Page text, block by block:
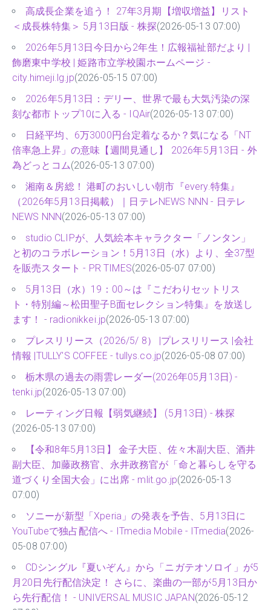
高成長企業を追う！ 27年3月期【増収増益】リスト
＜成長株特集＞ 5月13日版 - 株探(2026-05-13 07:00)
2026年5月13日今日から2年生！広報福祉部だより |
飾磨東中学校 | 姫路市立学校園ホームページ -
city.himeji.lg.jp(2026-05-15 07:00)
2026年5月13日：デリー、世界で最も大気汚染の深
刻な都市トップ10に入る - IQAir(2026-05-13 07:00)
日経平均、6万3000円台定着なるか？気になる「NT
倍率急上昇」の意味【週間見通し】 2026年5月13日 - 外
為どっとコム(2026-05-13 07:00)
湘南＆房総！ 港町のおいしい朝市『every.特集』
（2026年5月13日掲載）｜日テレNEWS NNN - 日テレ
NEWS NNN(2026-05-13 07:00)
studio CLIPが、人気絵本キャラクター「ノンタン」
と初のコラボレーション！5月13日（水）より、全37型
を販売スタート - PR TIMES(2026-05-07 07:00)
5月13日（水）19：00～は『こだわりセットリス
ト・特別編～松田聖子B面セレクション特集』を放送し
ます！ - radionikkei.jp(2026-05-13 07:00)
プレスリリース（2026/5/ 8） |プレスリリース |会社
情報 |TULLY'S COFFEE - tullys.co.jp(2026-05-08 07:00)
栃木県の過去の雨雲レーダー(2026年05月13日) -
tenki.jp(2026-05-13 07:00)
レーティング日報【弱気継続】 (5月13日) - 株探
(2026-05-13 07:00)
【令和8年5月13日】 金子大臣、佐々木副大臣、酒井
副大臣、加藤政務官、永井政務官が「命と暮らしを守る
道づくり全国大会」に出席 - mlit.go.jp(2026-05-13
07:00)
ソニーが新型「Xperia」の発表を予告、5月13日に
YouTubeで独占配信へ - ITmedia Mobile - ITmedia(2026-
05-08 07:00)
CDシングル『夏いぞん』から「ニガテオソロイ」が5
月20日先行配信決定！ さらに、楽曲の一部が5月13日か
ら先行配信！ - UNIVERSAL MUSIC JAPAN(2026-05-12